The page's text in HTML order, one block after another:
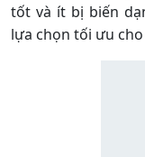
tốt và ít bị biến
lựa chọn tối ưu